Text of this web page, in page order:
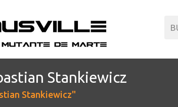
Stankiewicz
Stankiewicz"